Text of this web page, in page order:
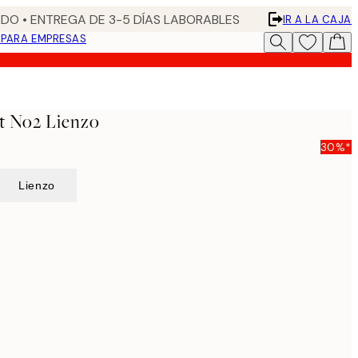
• ENTREGA DE 3-5 DÍAS LABORABLES
IR A LA CAJA
PARA EMPRESAS
No2 Lienzo
30%*
Lienzo